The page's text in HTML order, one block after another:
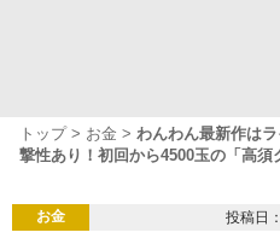
トップ お金
わんわん最新作は
撃性あり！初回から4500玉の「高須
お金 投稿日